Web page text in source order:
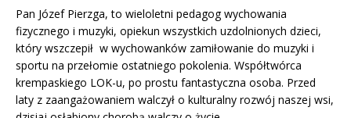
Pan Józef Pierzga, to wieloletni pedagog wychowania
fizycznego i muzyki, opiekun wszystkich uzdolnionych dzieci,
który wszczepił w wychowanków zamiłowanie do muzyki i
sportu na przełomie ostatniego pokolenia. Współtwórca
krempaskiego LOK-u, po prostu fantastyczna osoba. Przed
laty z zaangażowaniem walczył o kulturalny rozwój naszej wsi,